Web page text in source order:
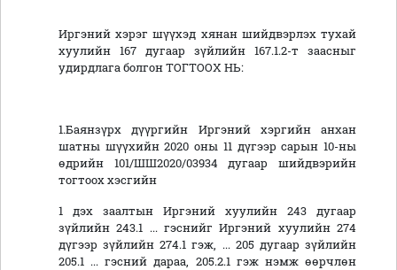
Иргэний хэрэг шүүхэд хянан шийдвэрлэх тухай
хуулийн 167 дугаар зүйлийн 167.1.2-т заасныг
удирдлага болгон ТОГТООХ НЬ:
1.Баянзүрх дүүргийн Иргэний хэргийн анхан
шатны шүүхийн 2020 оны 11 дүгээр сарын 10-ны
өдрийн 101/ШШ2020/03934 дугаар шийдвэрийн
тогтоох хэсгийн
1 дэх заалтын Иргэний хуулийн 243 дугаар
зүйлийн 243.1 ... гэснийг Иргэний хуулийн 274
дүгээр зүйлийн 274.1 гэж, ... 205 дугаар зүйлийн
205.1 ... гэсний дараа, 205.2.1 гэж нэмж өөрчлөн